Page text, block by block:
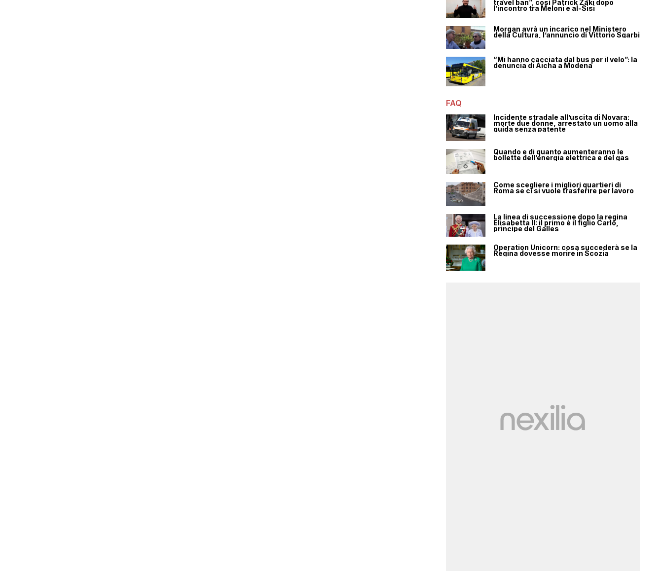
travel ban”, così Patrick Zaki dopo
l’incontro tra Meloni e al-Sisi
Morgan avrà un incarico nel Ministero
della Cultura, l’annuncio di Vittorio Sgarbi
“Mi hanno cacciata dal bus per il velo”: la
denuncia di Aicha a Modena
FAQ
Incidente stradale all’uscita di Novara:
morte due donne, arrestato un uomo alla
guida senza patente
Quando e di quanto aumenteranno le
bollette dell’energia elettrica e del gas
Come scegliere i migliori quartieri di
Roma se ci si vuole trasferire per lavoro
La linea di successione dopo la regina
Elisabetta II: il primo è il figlio Carlo,
principe del Galles
Operation Unicorn: cosa succederà se la
Regina dovesse morire in Scozia